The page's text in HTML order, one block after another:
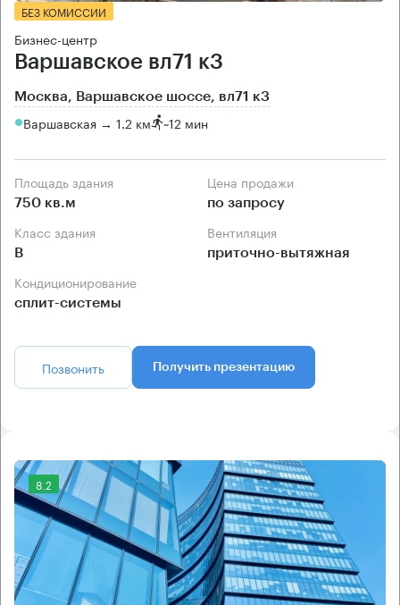
БЕЗ КОМИССИИ
Бизнес-центр
Варшавское вл71 к3
Москва, Варшавское шоссе, вл71 к3
Варшавская → 1.2 км ~12 мин
Площадь здания
750 кв.м
Цена продажи
по запросу
Класс здания
B
Вентиляция
приточно-вытяжная
Кондиционирование
сплит-системы
Позвонить Получить презентацию
8.2